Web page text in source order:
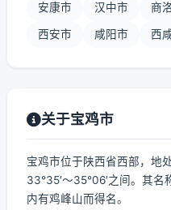
安康市 汉中市 商
西安市 咸阳市 西
关于宝鸡市
宝鸡市位于陕西省西部，地
33°35′～35°06′之间。其
内有鸡峰山而得名。